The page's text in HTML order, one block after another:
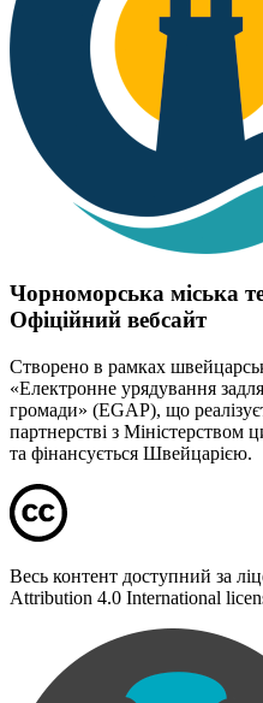
Чорноморська міська
Офіційний вебсайт
Створено в рамках
«Електронне урядування задля
громади» (EGAP), що
партнерстві з Міністерством
та фінансується Швейцарією.
Весь контент доступний за
Attribution 4.0 International